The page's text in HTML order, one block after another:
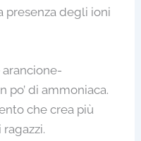
presenza degli ioni
po’ di ammoniaca.
che crea più